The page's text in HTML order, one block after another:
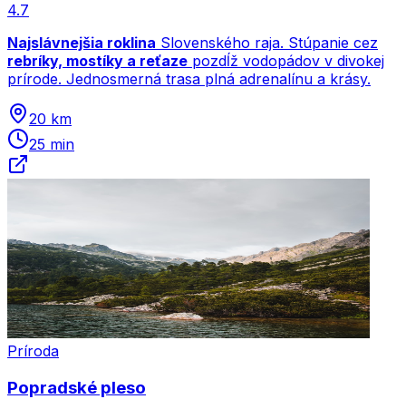
4.7
Najslávnejšia roklina Slovenského raja. Stúpanie cez
rebríky, mostíky a reťaze pozdĺž vodopádov v divokej
prírode. Jednosmerná trasa plná adrenalínu a krásy.
20 km
25 min
Príroda
Popradské pleso